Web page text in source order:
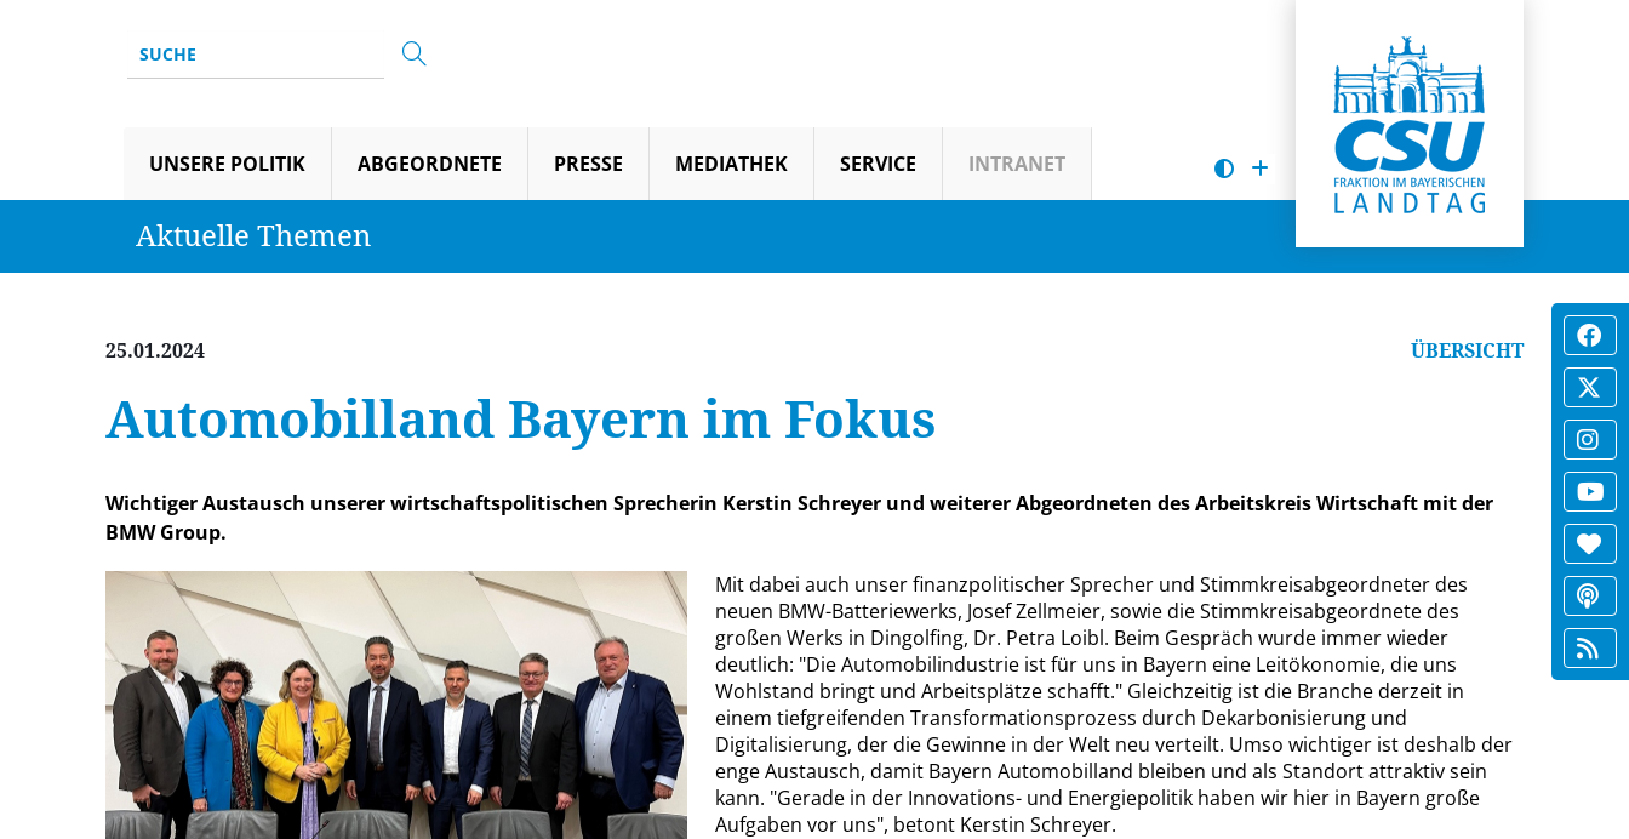
UNSERE POLITIK ABGEORDNETE PRESSE MEDIATHEK SERVICE INTRANET
Aktuelle Themen
25.01.2024 ÜBERSICHT
Automobilland Bayern im Fokus
Wichtiger Austausch unserer wirtschaftspolitischen Sprecherin Kerstin Schreyer und weiterer Abgeordneten des Arbeitskreis Wirtschaft mit der
BMW Group.
Mit dabei auch unser finanzpolitischer Sprecher und Stimmkreisabgeordneter des
neuen BMW-Batteriewerks, Josef Zellmeier, sowie die Stimmkreisabgeordnete des
großen Werks in Dingolfing, Dr. Petra Loibl. Beim Gespräch wurde immer wieder
deutlich: "Die Automobilindustrie ist für uns in Bayern eine Leitökonomie, die uns
Wohlstand bringt und Arbeitsplätze schafft." Gleichzeitig ist die Branche derzeit in
einem tiefgreifenden Transformationsprozess durch Dekarbonisierung und
Digitalisierung, der die Gewinne in der Welt neu verteilt. Umso wichtiger ist deshalb der
enge Austausch, damit Bayern Automobilland bleiben und als Standort attraktiv sein
kann. "Gerade in der Innovations- und Energiepolitik haben wir hier in Bayern große
Aufgaben vor uns", betont Kerstin Schreyer.